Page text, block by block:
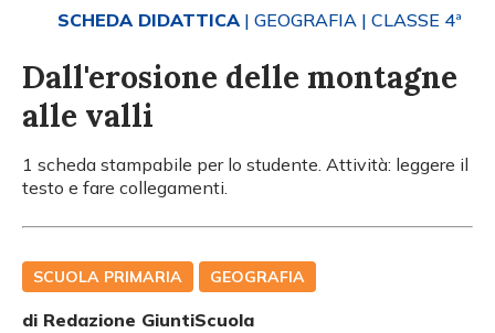
SCHEDA DIDATTICA | GEOGRAFIA | CLASSE 4ª
Dall'erosione delle montagne
alle valli
1 scheda stampabile per lo studente. Attività: leggere il
testo e fare collegamenti.
SCUOLA PRIMARIA GEOGRAFIA
di Redazione GiuntiScuola